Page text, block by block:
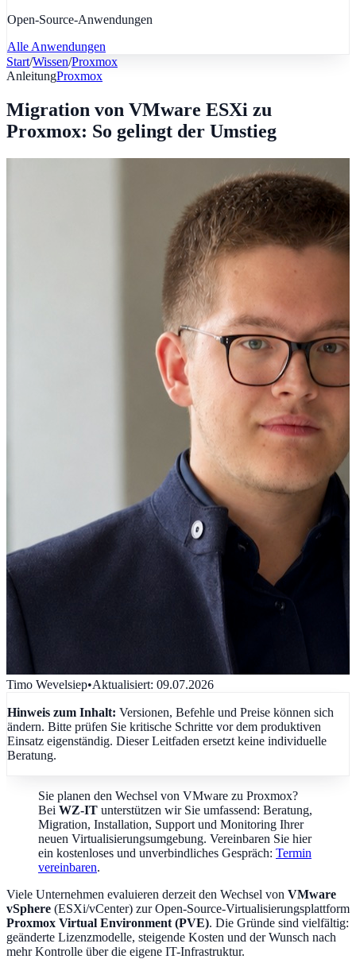
Open-Source-Anwendungen
Alle Anwendungen
Start/Wissen/Proxmox
AnleitungProxmox
Migration von VMware ESXi zu
Proxmox: So gelingt der Umstieg
Timo Wevelsiep•Aktualisiert: 09.07.2026
Hinweis zum Inhalt: Versionen, Befehle und Preise können sich
ändern. Bitte prüfen Sie kritische Schritte vor dem produktiven
Einsatz eigenständig. Dieser Leitfaden ersetzt keine individuelle
Beratung.
Sie planen den Wechsel von VMware zu Proxmox?
Bei WZ-IT unterstützen wir Sie umfassend: Beratung,
Migration, Installation, Support und Monitoring Ihrer
neuen Virtualisierungsumgebung. Vereinbaren Sie hier
ein kostenloses und unverbindliches Gespräch: Termin
vereinbaren.
Viele Unternehmen evaluieren derzeit den Wechsel von VMware
vSphere (ESXi/vCenter) zur Open-Source-Virtualisierungsplattform
Proxmox Virtual Environment (PVE). Die Gründe sind vielfältig:
geänderte Lizenzmodelle, steigende Kosten und der Wunsch nach
mehr Kontrolle über die eigene IT-Infrastruktur.